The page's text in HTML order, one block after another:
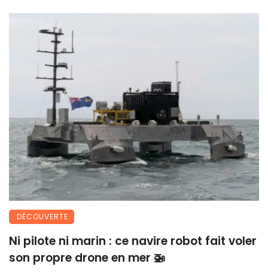
DÉCOUVERTE
Ni pilote ni marin : ce navire robot fait voler
son propre drone en mer 🚁